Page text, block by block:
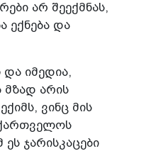
არ შეექმნას,
ექნება და
და იმედია,
მზად არის
ვინც მის
ჯარისკაცები